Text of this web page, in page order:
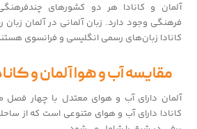
آلمان و کانادا هر دو کشورهای
فرهنگی وجود دارد. زبان آلمانی در آلمان
کانادا زبان‌های رسمی انگلیسی و فرانسوی
مقایسه آب و هوا آلمان و
آلمان دارای آب و هوای معتدل با چهار
کانادا دارای آب و هوای متنوعی است که از